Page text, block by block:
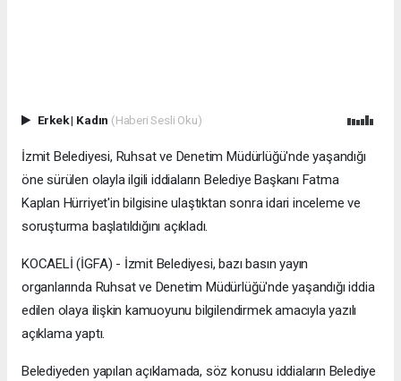
Erkek| Kadın (Haberi Sesli Oku)
İzmit Belediyesi, Ruhsat ve Denetim Müdürlüğü'nde yaşandığı
öne sürülen olayla ilgili iddiaların Belediye Başkanı Fatma
Kaplan Hürriyet'in bilgisine ulaştıktan sonra idari inceleme ve
soruşturma başlatıldığını açıkladı.
KOCAELİ (İGFA) - İzmit Belediyesi, bazı basın yayın
organlarında Ruhsat ve Denetim Müdürlüğü'nde yaşandığı iddia
edilen olaya ilişkin kamuoyunu bilgilendirmek amacıyla yazılı
açıklama yaptı.
Belediyeden yapılan açıklamada, söz konusu iddiaların Belediye